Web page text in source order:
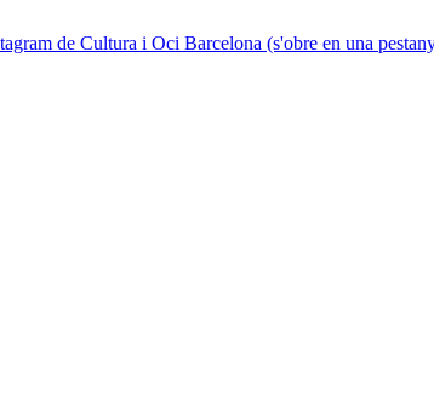
de Cultura i Oci Barcelona (s'obre en una